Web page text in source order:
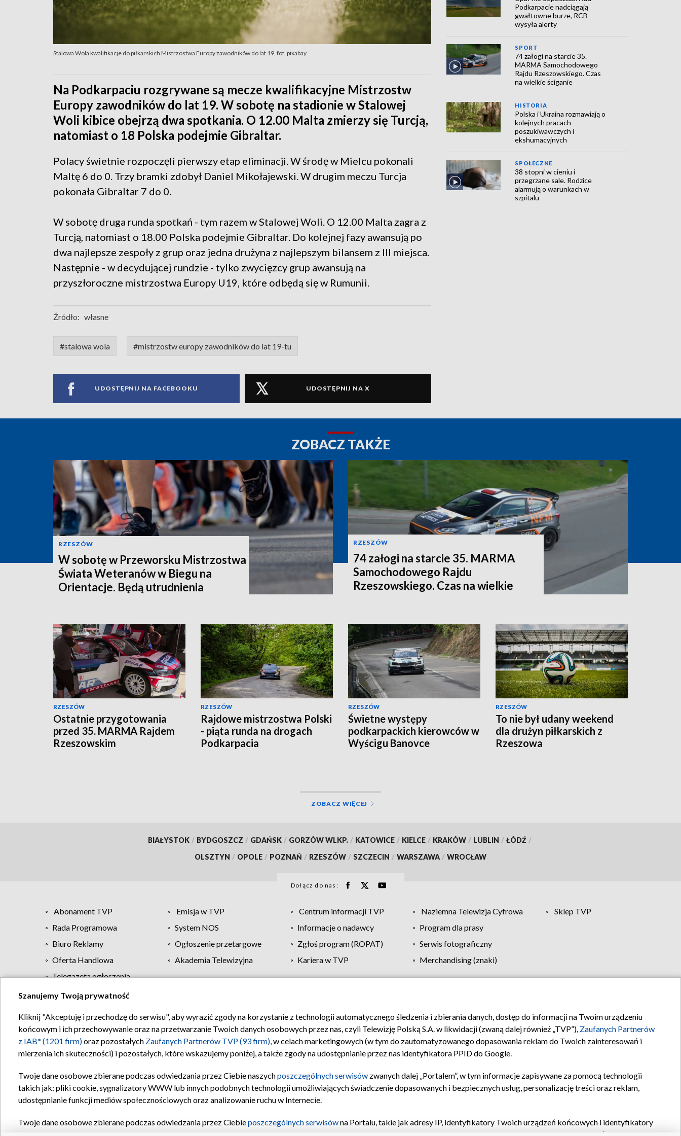
Stalowa Wola kwalifikacje do piłkarskich Mistrzostwa Europy zawodników do lat 19, fot. pixabay
Na Podkarpaciu rozgrywane są mecze kwalifikacyjne Mistrzostw
Europy zawodników do lat 19. W sobotę na stadionie w Stalowej
Woli kibice obejrzą dwa spotkania. O 12.00 Malta zmierzy się Turcją,
natomiast o 18 Polska podejmie Gibraltar.
Polacy świetnie rozpoczęli pierwszy etap eliminacji. W środę w Mielcu pokonali
Maltę 6 do 0. Trzy bramki zdobył Daniel Mikołajewski. W drugim meczu Turcja
pokonała Gibraltar 7 do 0.
W sobotę druga runda spotkań - tym razem w Stalowej Woli. O 12.00 Malta zagra z
Turcją, natomiast o 18.00 Polska podejmie Gibraltar. Do kolejnej fazy awansują po
dwa najlepsze zespoły z grup oraz jedna drużyna z najlepszym bilansem z III miejsca.
Następnie - w decydującej rundzie - tylko zwycięzcy grup awansują na
przyszłoroczne mistrzostwa Europy U19, które odbędą się w Rumunii.
Źródło: własne
#stalowa wola #mistrzostw europy zawodników do lat 19-tu
UDOSTĘPNIJ NA FACEBOOKU UDOSTĘPNIJ NA X
Podkarpacie nadciągają
gwałtowne burze, RCB
wysyła alerty
SPORT
74 załogi na starcie 35.
MARMA Samochodowego
Rajdu Rzeszowskiego. Czas
na wielkie ściganie
HISTORIA
Polska i Ukraina rozmawiają o
kolejnych pracach
poszukiwawczych i
ekshumacyjnych
SPOŁECZNE
38 stopni w cieniu i
przegrzane sale. Rodzice
alarmują o warunkach w
szpitalu
ZOBACZ TAKŻE
RZESZÓW
W sobotę w Przeworsku Mistrzostwa
Świata Weteranów w Biegu na
Orientacje. Będą utrudnienia
RZESZÓW
74 załogi na starcie 35. MARMA
Samochodowego Rajdu
Rzeszowskiego. Czas na wielkie
RZESZÓW
Ostatnie przygotowania
przed 35. MARMA Rajdem
Rzeszowskim
RZESZÓW
Rajdowe mistrzostwa Polski
- piąta runda na drogach
Podkarpacia
RZESZÓW
Świetne występy
podkarpackich kierowców w
Wyścigu Banovce
RZESZÓW
To nie był udany weekend
dla drużyn piłkarskich z
Rzeszowa
ZOBACZ WIĘCEJ
BIAŁYSTOK / BYDGOSZCZ / GDAŃSK / GORZÓW WLKP. / KATOWICE / KIELCE / KRAKÓW / LUBLIN / ŁÓDŹ /
OLSZTYN / OPOLE / POZNAŃ / RZESZÓW / SZCZECIN / WARSZAWA / WROCŁAW
Dołącz do nas:
Abonament TVP Emisja w TVP Centrum informacji TVP Naziemna Telewizja Cyfrowa
Sklep TVP
Rada Programowa
System NOS Informacje o nadawcy
Program dla prasy
Biuro Reklamy
Ogłoszenie przetargowe Zgłoś program (ROPAT)
Serwis fotograficzny
Oferta Handlowa
Akademia Telewizyjna Kariera w TVP
Merchandising (znaki)
Telegazeta ogłoszenia
Regulamin TVP Polityka prywatności Moje zgody Pomoc Biuro reklamy Kontakt
Szanujemy Twoją prywatność
Kliknij "Akceptuję i przechodzę do serwisu", aby wyrazić zgody na korzystanie z technologii automatycznego śledzenia i zbierania danych, dostęp do informacji na Twoim urządzeniu
końcowym i ich przechowywanie oraz na przetwarzanie Twoich danych osobowych przez nas, czyli Telewizję Polską S.A. w likwidacji (zwaną dalej również „TVP”), Zaufanych Partnerów
z IAB* (1201 firm)oraz pozostałych Zaufanych Partnerów TVP (93 firm), w celach marketingowych (w tym do zautomatyzowanego dopasowania reklam do Twoich zainteresowań i
mierzenia ich skuteczności) i pozostałych, które wskazujemy poniżej, a także zgody na udostępnianie przez nas identyfikatora PPID do Google.
Twoje dane osobowe zbierane podczas odwiedzania przez Ciebie naszychposzczególnych serwisów zwanych dalej „Portalem”, w tym informacje zapisywane za pomocą technologii
takich jak: pliki cookie, sygnalizatory WWW lub innych podobnych technologii umożliwiających świadczenie dopasowanych i bezpiecznych usług, personalizację treści oraz reklam,
udostępnianie funkcji mediów społecznościowych oraz analizowanie ruchu w Internecie.
Twoje dane osobowe zbierane podczas odwiedzania przez Ciebieposzczególnych serwisówna Portalu, takie jak adresy IP, identyfikatory Twoich urządzeń końcowych i identyfikatory